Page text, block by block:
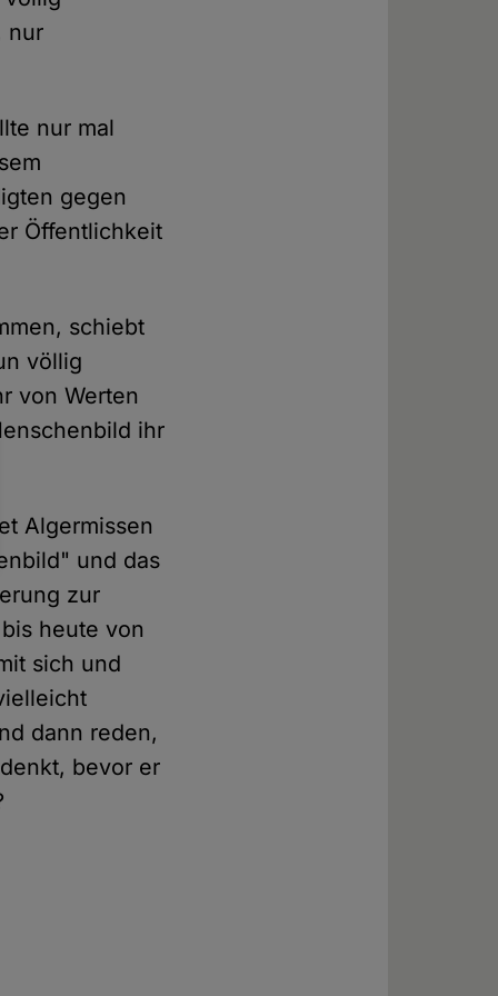
nur
nur mal
gegen
Öffentlichkeit
schiebt
völlig
von Werten
ihr
Algermissen
und das
zur
heute von
sich und
dann reden,
bevor er